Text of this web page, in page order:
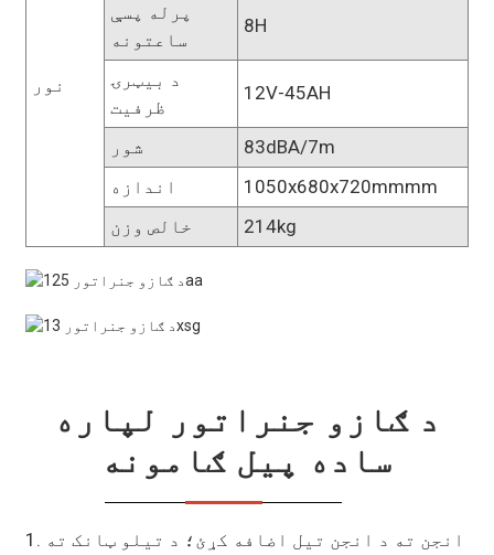
نور
پرله پسې
ساعتونه
8H
د بیټرۍ
ظرفیت
12V-45AH
شور
83dBA/7m
اندازه
1050x680x720mmmm
خالص وزن
214kg
د ګازو جنراتور لپاره
ساده پیل ګامونه
1. انجن ته د انجن تیل اضافه کړئ؛ د تیلو ټانک ته